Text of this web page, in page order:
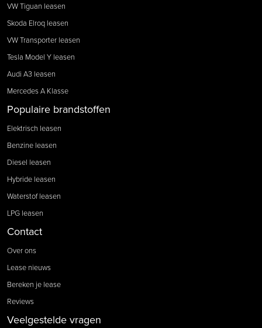
VW Tiguan leasen
Skoda Elroq leasen
VW Transporter leasen
Tesla Model Y leasen
Audi A3 leasen
Mercedes A Klasse
Populaire brandstoffen
Elektrisch leasen
Benzine leasen
Diesel leasen
Hybride leasen
Waterstof leasen
LPG leasen
Contact
Over ons
Lease nieuws
Bereken je lease
Reviews
Veelgestelde vragen